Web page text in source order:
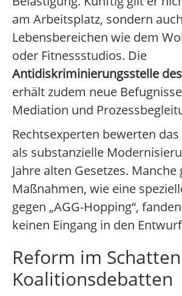
am Arbeitsplatz, sondern
Lebensbereichen wie dem
oder Fitnessstudios. Die
Antidiskriminierungsstelle
erhält zudem neue
Mediation und
Rechtsexperten bewerten
als substanzielle
Jahre alten Gesetzes.
Maßnahmen, wie eine
gegen „AGG-Hopping“,
keinen Eingang in den
Reform im
Koalitionsdebatten